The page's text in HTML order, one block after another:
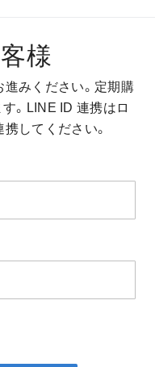
様
みください。 定期購
。 LINE ID 連携はロ
してください。